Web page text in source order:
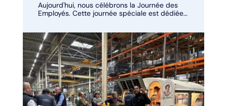
Aujourd'hui, nous célébrons la Journée des
Employés. Cette journée spéciale est dédiée
collaborateurs.